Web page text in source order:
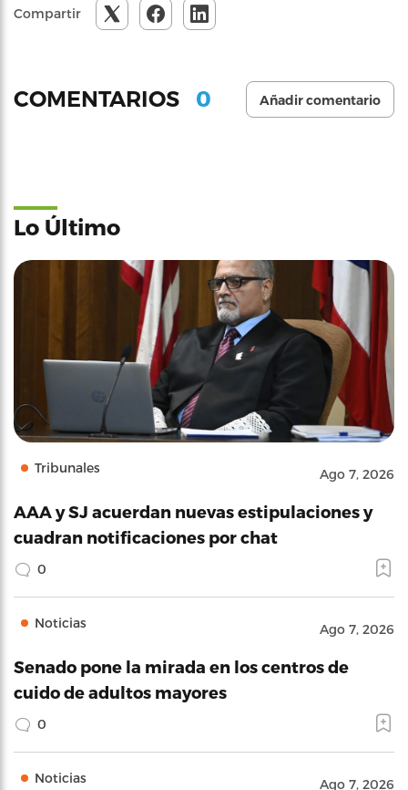
Compartir
COMENTARIOS 0 Añadir comentario
Lo Último
Tribunales Ago 7, 2026
AAA y SJ acuerdan nuevas estipulaciones y
cuadran notificaciones por chat
0
Noticias Ago 7, 2026
Senado pone la mirada en los centros de
cuido de adultos mayores
0
Noticias Ago 7, 2026